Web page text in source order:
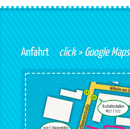
Anfahrt click > Google Maps